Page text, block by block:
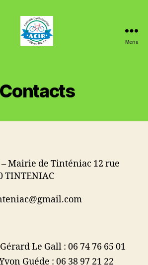
Menu
Contacts
– Mairie de Tinténiac 12 rue
TINTENIAC
Le Gall : 06 74 76 65 01
Guéde : 06 38 97 21 22